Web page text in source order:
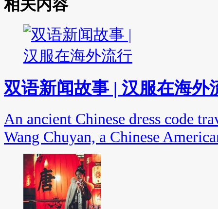
相关内容
双语新闻故事 | 汉服在海外
An ancient Chinese dress code
Wang Chuyan, a Chinese